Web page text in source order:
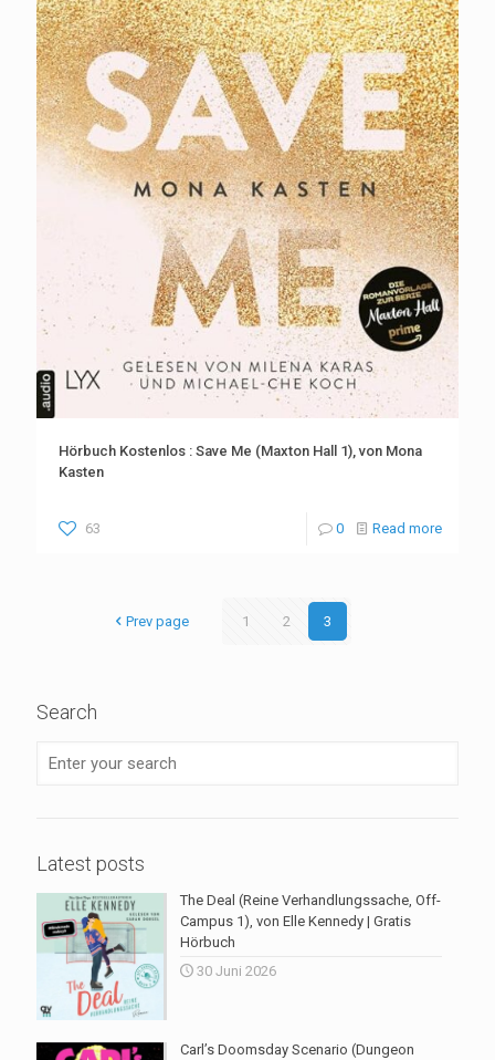
Hörbuch Kostenlos : Save Me (Maxton Hall 1), von Mona
Kasten
63 0 Read more
Prev page 1 2 3
Search
Latest posts
The Deal (Reine Verhandlungssache, Off-
Campus 1), von Elle Kennedy | Gratis
Hörbuch
30 Juni 2026
Carl’s Doomsday Scenario (Dungeon